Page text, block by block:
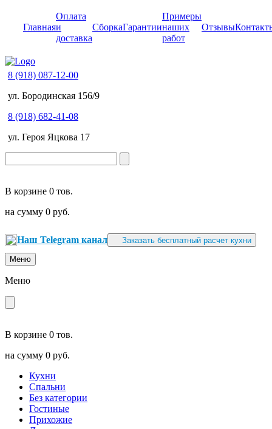
Главная
Оплата
и
доставка
СборкаГарантии
Примеры
наших
работ
Отзывы
8 (918) 087-12-00
ул. Бородинская 156/9
8 (918) 682-41-08
ул. Героя Яцкова 17
В корзине 0 тов.
на сумму 0 руб.
Наш Telegram канал Заказать бесплатный расчет кухни
Меню
Меню
В корзине 0 тов.
на сумму 0 руб.
Кухни
Спальни
Без категории
Гостиные
Прихожие